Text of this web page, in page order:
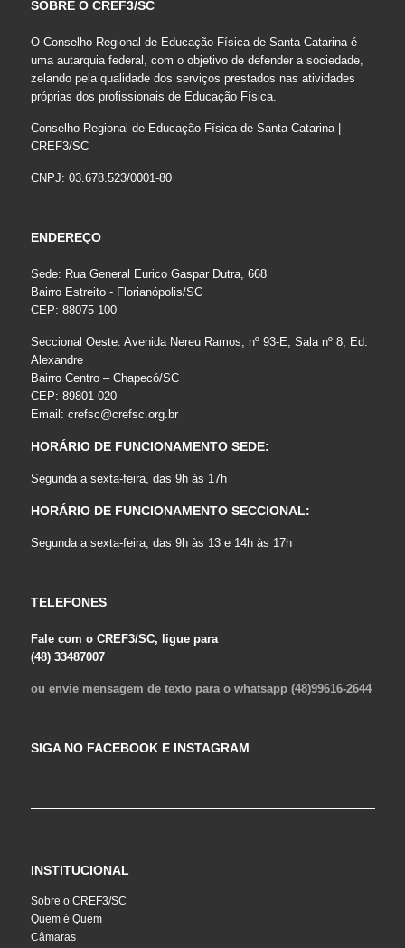
SOBRE O CREF3/SC
O Conselho Regional de Educação Física de Santa Catarina é
uma autarquia federal, com o objetivo de defender a sociedade,
zelando pela qualidade dos serviços prestados nas atividades
próprias dos profissionais de Educação Física.
Conselho Regional de Educação Física de Santa Catarina |
CREF3/SC
CNPJ: 03.678.523/0001-80
ENDEREÇO
Sede: Rua General Eurico Gaspar Dutra, 668
Bairro Estreito - Florianópolis/SC
CEP: 88075-100
Seccional Oeste: Avenida Nereu Ramos, nº 93-E, Sala nº 8, Ed.
Alexandre
Bairro Centro – Chapecó/SC
CEP: 89801-020
Email: crefsc@crefsc.org.br
HORÁRIO DE FUNCIONAMENTO SEDE:
Segunda a sexta-feira, das 9h às 17h
HORÁRIO DE FUNCIONAMENTO SECCIONAL:
Segunda a sexta-feira, das 9h às 13 e 14h às 17h
TELEFONES
Fale com o CREF3/SC, ligue para
(48) 33487007
ou envie mensagem de texto para o whatsapp (48)99616-2644
SIGA NO FACEBOOK E INSTAGRAM
INSTITUCIONAL
Sobre o CREF3/SC
Quem é Quem
Câmaras